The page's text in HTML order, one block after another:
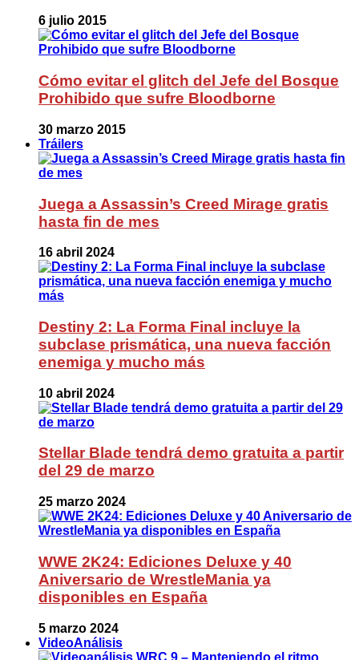
6 julio 2015
Cómo evitar el glitch del Jefe del Bosque
Prohibido que sufre Bloodborne
30 marzo 2015
Tráilers
Juega a Assassin’s Creed Mirage gratis
hasta fin de mes
16 abril 2024
Destiny 2: La Forma Final incluye la
subclase prismática, una nueva facción
enemiga y mucho más
10 abril 2024
Stellar Blade tendrá demo gratuita a partir
del 29 de marzo
25 marzo 2024
WWE 2K24: Ediciones Deluxe y 40
Aniversario de WrestleMania ya
disponibles en España
5 marzo 2024
VideoAnálisis